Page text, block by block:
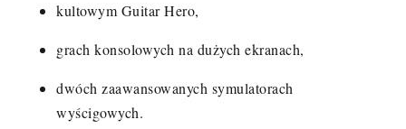
kultowym Guitar Hero,
grach konsolowych na dużych ekranach,
dwóch zaawansowanych symulatorach
wyścigowych.